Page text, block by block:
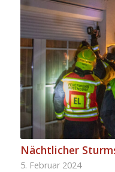
Nächtlicher
5. Februar 2024